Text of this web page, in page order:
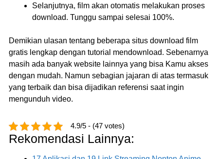
Selanjutnya, film akan otomatis melakukan proses
download. Tunggu sampai selesai 100%.
Demikian ulasan tentang beberapa situs download film
gratis lengkap dengan tutorial mendownload. Sebenarnya
masih ada banyak website lainnya yang bisa Kamu akses
dengan mudah. Namun sebagian jajaran di atas termasuk
yang terbaik dan bisa dijadikan referensi saat ingin
mengunduh video.
4.9/5 - (47 votes)
Rekomendasi Lainnya: